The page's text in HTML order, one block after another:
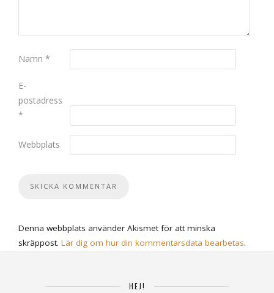
Namn *
E-
postadress
*
Webbplats
Denna webbplats använder Akismet för att minska
skräppost. Lär dig om hur din kommentarsdata bearbetas.
HEJ!